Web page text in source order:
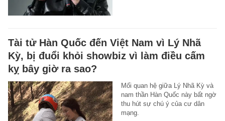
Tài tử Hàn Quốc đến Việt Nam vì Lý Nhã
Kỳ, bị đuổi khỏi showbiz vì làm điều cấm
kỵ bây giờ ra sao?
Mối quan hệ giữa Lý Nhã Kỳ và
nam thần Hàn Quốc này bất ngờ
thu hút sự chú ý của cư dân
mạng.